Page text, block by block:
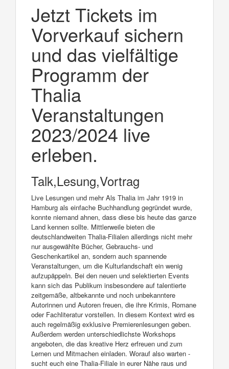
Jetzt Tickets im
Vorverkauf sichern
und das vielfältige
Programm der
Thalia
Veranstaltungen
2023/2024 live
erleben.
Talk,Lesung,Vortrag
Live Lesungen und mehr Als Thalia im Jahr 1919 in
Hamburg als einfache Buchhandlung gegründet wurde,
konnte niemand ahnen, dass diese bis heute das ganze
Land kennen sollte. Mittlerweile bieten die
deutschlandweiten Thalia-Filialen allerdings nicht mehr
nur ausgewählte Bücher, Gebrauchs- und
Geschenkartikel an, sondern auch spannende
Veranstaltungen, um die Kulturlandschaft ein wenig
aufzupäppeln. Bei den neuen und selektierten Events
kann sich das Publikum insbesondere auf talentierte
zeitgemäße, altbekannte und noch unbekanntere
Autorinnen und Autoren freuen, die ihre Krimis, Romane
oder Fachliteratur vorstellen. In diesem Kontext wird es
auch regelmäßig exklusive Premierenlesungen geben.
Außerdem werden unterschiedlichste Workshops
angeboten, die das kreative Herz erfreuen und zum
Lernen und Mitmachen einladen. Worauf also warten -
sucht euch eine Thalia-Filiale in eurer Nähe raus und